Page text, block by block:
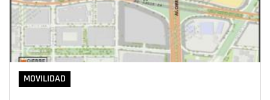
MOVILIDAD